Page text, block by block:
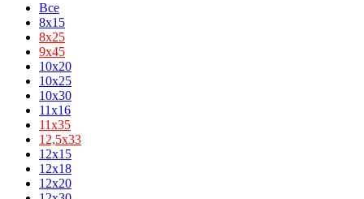
Все
8x15
8х25
9х45
10x20
10x25
10x30
11x16
11х35
12,5х33
12x15
12x18
12x20